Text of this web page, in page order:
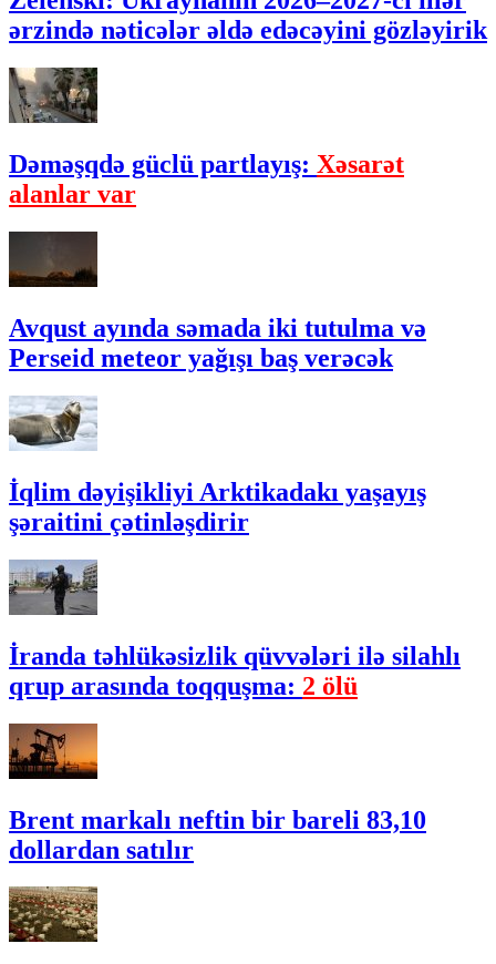
ərzində nəticələr əldə edəcəyini gözləyirik
Dəməşqdə güclü partlayış: Xəsarət
alanlar var
Avqust ayında səmada iki tutulma və
Perseid meteor yağışı baş verəcək
İqlim dəyişikliyi Arktikadakı yaşayış
şəraitini çətinləşdirir
İranda təhlükəsizlik qüvvələri ilə silahlı
qrup arasında toqquşma: 2 ölü
Brent markalı neftin bir bareli 83,10
dollardan satılır